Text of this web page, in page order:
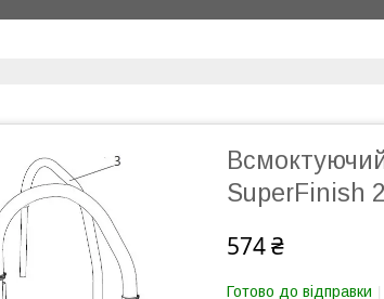
SuperFinish
574 ₴
Готово до відправки